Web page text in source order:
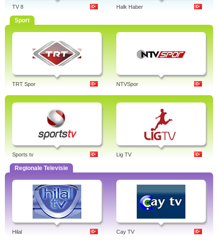
TV 8 Halk Haber
Sport
TRT Spor NTVSpor
Sports tv Lig TV
Regionale Televisie
Hilal Cay TV